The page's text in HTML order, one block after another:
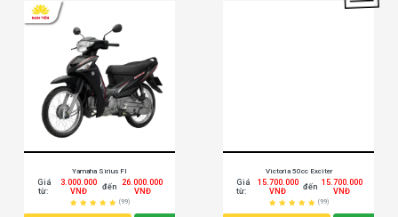
Yamaha Sirius FI
Giá
từ:
3.000.000
VNĐ
đến
26.000.000
VNĐ
(99)
Victoria 50cc Exciter
Giá
từ:
15.700.000
VNĐ
đến 15.700.000
VNĐ
(99)